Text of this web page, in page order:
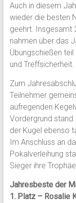
Auch in diesem
wieder die besten
geehrt. Insgesamt
nahmen über das
Übungschießen
und Treffsicherheit.
Zum
Teilnehmer
aufregenden
Vordergrund
der Kugel ebenso
Im Anschluss an
Pokalverleihung
Sieger ihre
Jahresbeste der
1. Platz – Rosalie